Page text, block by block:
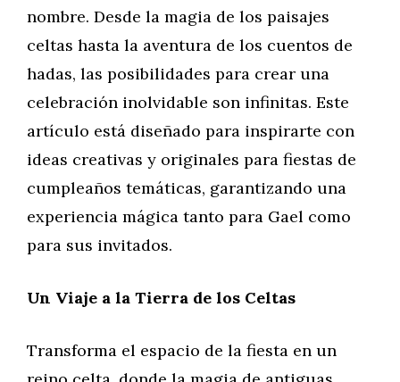
nombre. Desde la magia de los paisajes
celtas hasta la aventura de los cuentos de
hadas, las posibilidades para crear una
celebración inolvidable son infinitas. Este
artículo está diseñado para inspirarte con
ideas creativas y originales para fiestas de
cumpleaños temáticas, garantizando una
experiencia mágica tanto para Gael como
para sus invitados.
Un Viaje a la Tierra de los Celtas
Transforma el espacio de la fiesta en un